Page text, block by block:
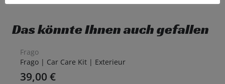
Das könnte Ihnen auch gefallen
Frago
Frago | Car Care Kit | Exterieur
39,00 €